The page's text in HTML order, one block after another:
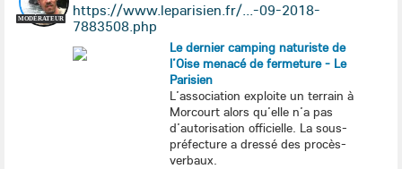
MODÉRATEUR
https://www.leparisien.fr/...-09-2018-
7883508.php
Le dernier camping naturiste de
l’Oise menacé de fermeture - Le
Parisien
L’association exploite un terrain à
Morcourt alors qu’elle n’a pas
d’autorisation officielle. La sous-
préfecture a dressé des procès-
verbaux.